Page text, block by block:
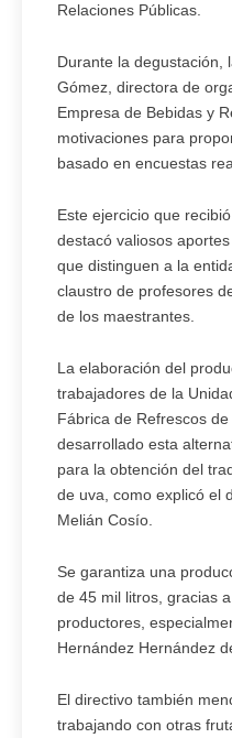
Relaciones Públicas.
Durante la degustación,
Gómez, directora de
Empresa de Bebidas y
motivaciones para
basado en encuestas
Este ejercicio que
destacó valiosos
que distinguen a la
claustro de profesores
de los maestrantes.
La elaboración del
trabajadores de la
Fábrica de Refrescos
desarrollado esta
para la obtención del
de uva, como explicó el
Melián Cosío.
Se garantiza una
de 45 mil litros, gracias
productores,
Hernández Hernández
El directivo también
trabajando con otras